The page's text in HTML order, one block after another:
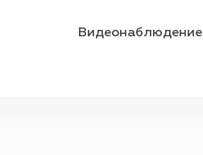
Видеонаблюдение